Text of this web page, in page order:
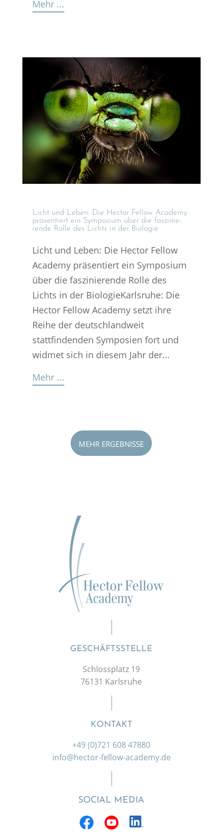
Mehr ...
Licht und Leben: Die Hector Fellow Academy
präsen­tiert ein Sympo­sium über die faszi­nie­
rende Rolle des Lichts in der Biologie
Licht und Leben: Die Hector Fellow
Academy präsentiert ein Symposium
über die faszinierende Rolle des
Lichts in der BiologieKarlsruhe: Die
Hector Fellow Academy setzt ihre
Reihe der deutschlandweit
stattfindenden Symposien fort und
widmet sich in diesem Jahr der...
Mehr ...
MEHR ERGEBNISSE
GESCHÄFTSSTELLE
Schlossplatz 19
76131 Karlsruhe
KONTAKT
+49 (0)721 608 47880
info@hector-fellow-academy.de
SOCIAL MEDIA